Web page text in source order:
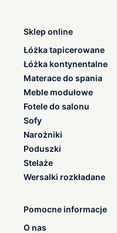
Sklep online
Łóżka tapicerowane
Łóżka kontynentalne
Materace do spania
Meble modułowe
Fotele do salonu
Sofy
Narożniki
Poduszki
Stelaże
Wersalki rozkładane
Pomocne informacje
O nas